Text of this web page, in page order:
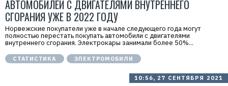
АВТОМОБИЛЕЙ С ДВИГАТЕЛЯМИ ВНУТРЕННЕГО
СГОРАНИЯ УЖЕ В 2022 ГОДУ
Норвежские покупатели уже в начале следующего года могут
полностью перестать покупать автомобили с двигателями
внутреннего сгорания. Электрокары занимали более 50%...
СТАТИСТИКА ЭЛЕКТРОМОБИЛИ
10:56, 27 СЕНТЯБРЯ 2021